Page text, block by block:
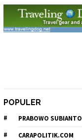
POPULER
PRABOWO SUBIANTO
CARAPOLITIK.COM